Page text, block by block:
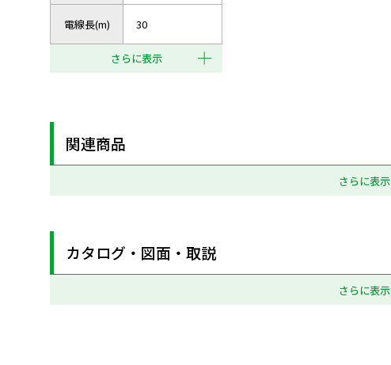
電線長(m) 30
さらに表示
関連商品
さらに表示
カタログ・図面・取説
さらに表示